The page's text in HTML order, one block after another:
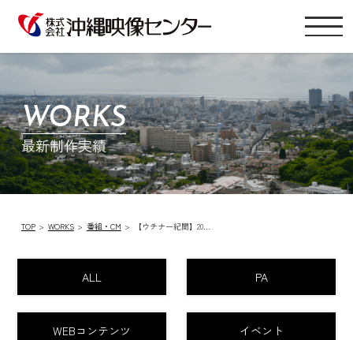
WORKS
最新制作実績
TOP WORKS 番組・CM 【ウチナー紀聞】20…
ALL PA
WEBコンテンツ イベント